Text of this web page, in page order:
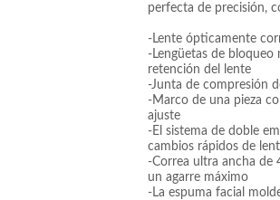
perfecta de precisión,
-Lente ópticamente
-Lengüetas de bloqueo
retención del lente
-Junta de compresión
-Marco de una pieza
ajuste
-El sistema de doble
cambios rápidos de
-Correa ultra ancha de
un agarre máximo
-La espuma facial